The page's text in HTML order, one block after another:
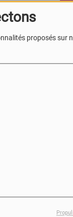
proposés sur